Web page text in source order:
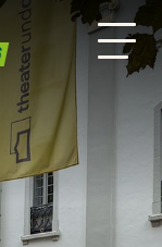
Kontakt